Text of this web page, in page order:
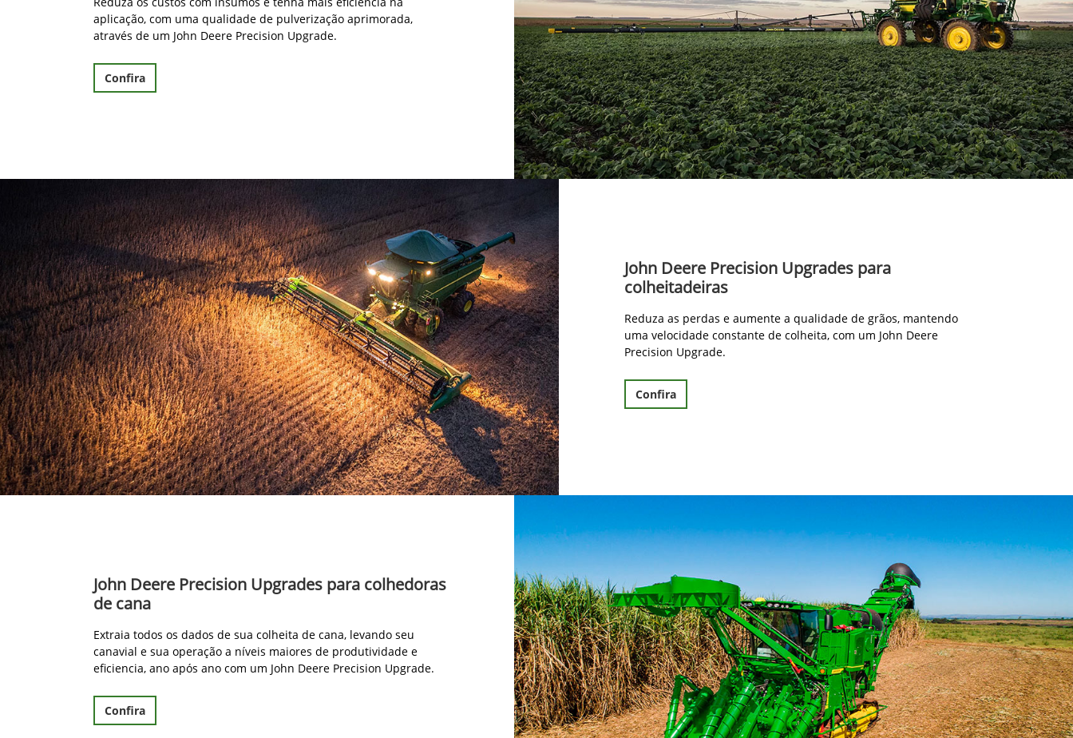
Reduza os custos com insumos e tenha mais eficiencia na
aplicação, com uma qualidade de pulverização aprimorada,
através de um John Deere Precision Upgrade.
Confira
John Deere Precision Upgrades para
colheitadeiras
Reduza as perdas e aumente a qualidade de grãos, mantendo
uma velocidade constante de colheita, com um John Deere
Precision Upgrade.
Confira
John Deere Precision Upgrades para colhedoras
de cana
Extraia todos os dados de sua colheita de cana, levando seu
canavial e sua operação a níveis maiores de produtividade e
eficiencia, ano após ano com um John Deere Precision Upgrade.
Confira